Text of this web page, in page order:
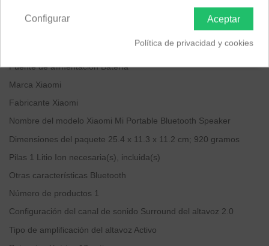
Función especial
Configuración del canal de sonido Surround del altavoz
2.0
Fuente de alimentación Batería
Marca ‎Xiaomi
Fabricante ‎Xiaomi
Nombre del modelo ‎Xiaomi Mi Portable Bluetooth Speaker
Dimensiones del paquete ‎25.4 x 11.3 x 11.2 cm; 920 gramos
Pilas ‎1 Litio Ion necesaria(s), incluida(s)
Otras características ‎Bluetooth
Número de productos ‎1
Configuración del canal de sonido Surround del altavoz ‎2.0
Tipo de amplificación del altavoz ‎Activo
Aceptar
Configurar
Política de privacidad y cookies